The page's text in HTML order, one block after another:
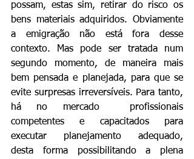
possam, estas sim, retirar do risco os
bens materiais adquiridos. Obviamente
a emigração não está fora desse
contexto. Mas pode ser tratada num
segundo momento, de maneira mais
bem pensada e planejada, para que se
evite surpresas irreversíveis. Para tanto,
há no mercado  profissionais
competentes e capacitados para
executar planejamento adequado,
desta forma possibilitando a plena